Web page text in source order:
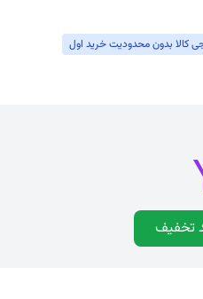
کالا بدون محدودیت خرید اول
تخفیف